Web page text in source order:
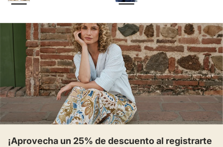
¡Aprovecha un 25% de descuento al registrarte